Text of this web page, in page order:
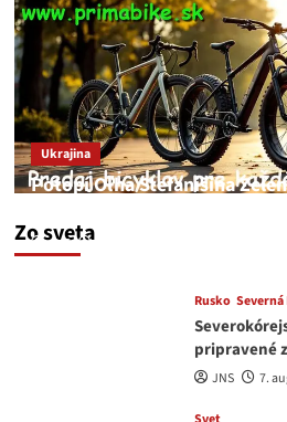
Zo sveta
Ukrajina
Potopí Oľha Stefanišina
JNS
Rusko Severná
pripravené
JNS 7.